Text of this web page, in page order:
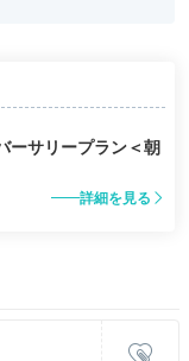
お肉を食べたい
ーサリープラン＜朝
詳細を見る